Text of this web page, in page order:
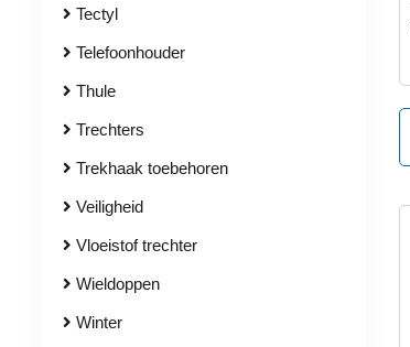
Tectyl
Telefoonhouder
Thule
Trechters
Trekhaak toebehoren
Veiligheid
Vloeistof trechter
Wieldoppen
Winter